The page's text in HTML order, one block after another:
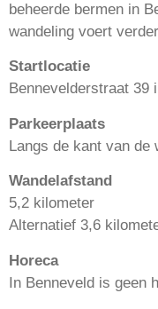
beheerde bermen in
wandeling voert
Startlocatie
Bennevelderstraat 39
Parkeerplaats
Langs de kant van de
Wandelafstand
5,2 kilometer
Alternatief 3,6
Horeca
In Benneveld is geen